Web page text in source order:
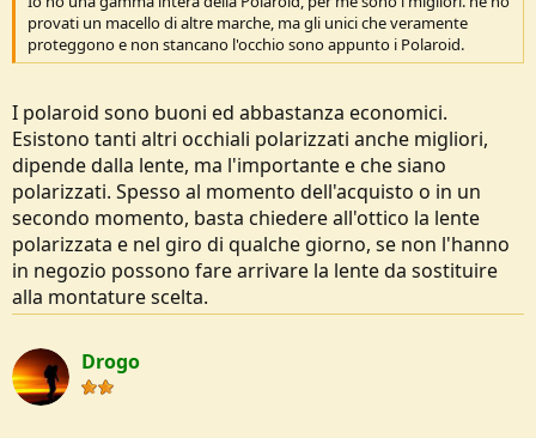
provati un macello di altre marche, ma gli unici che veramente
proteggono e non stancano l'occhio sono appunto i Polaroid.
I polaroid sono buoni ed abbastanza economici.
Esistono tanti altri occhiali polarizzati anche migliori,
dipende dalla lente, ma l'importante e che siano
polarizzati. Spesso al momento dell'acquisto o in un
secondo momento, basta chiedere all'ottico la lente
polarizzata e nel giro di qualche giorno, se non l'hanno
in negozio possono fare arrivare la lente da sostituire
alla montature scelta.
Drogo